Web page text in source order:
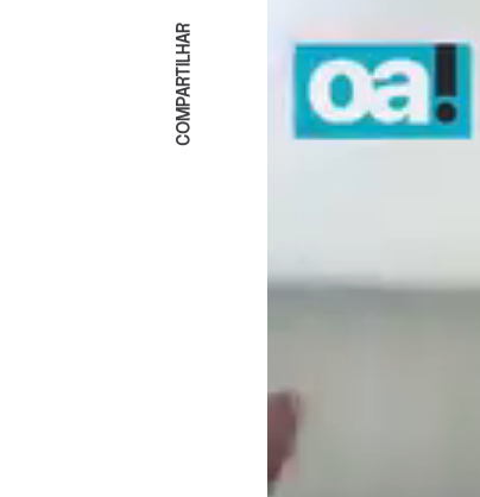
COMPARTILHAR